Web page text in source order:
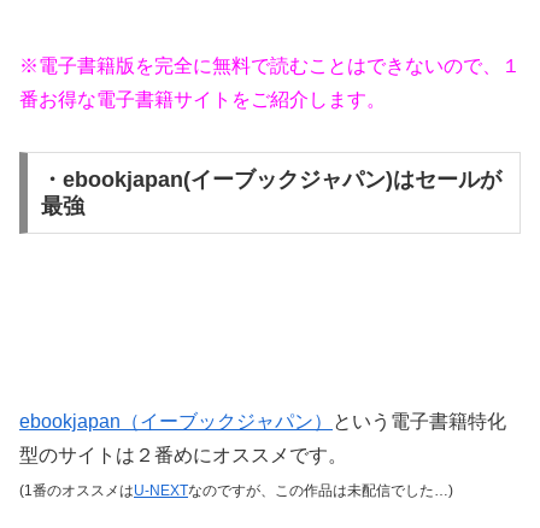
※電子書籍版を完全に無料で読むことはできないので、１
番お得な電子書籍サイトをご紹介します。
・ebookjapan(イーブックジャパン)はセールが
最強
ebookjapan（イーブックジャパン）
という電子書籍特化
型のサイトは２番めにオススメです。
(1番のオススメはU-NEXTなのですが、この作品は未配信でした…)